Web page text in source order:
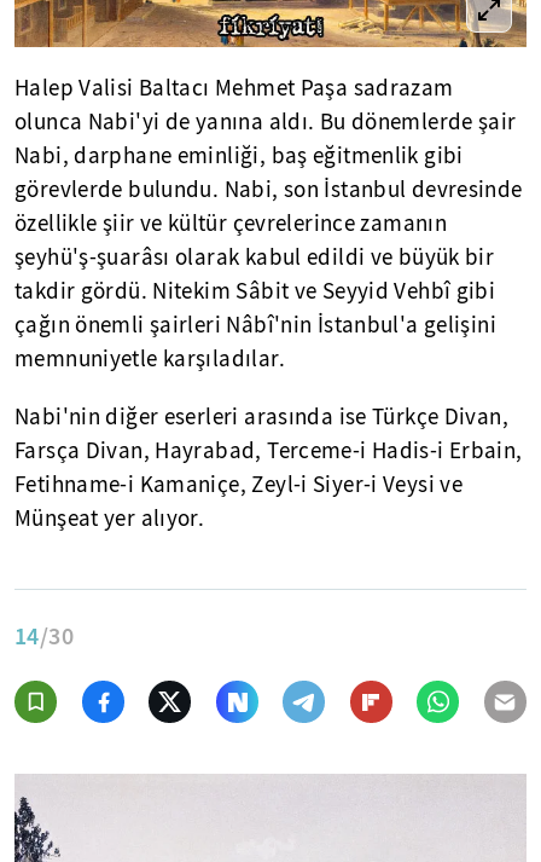
Halep Valisi Baltacı Mehmet Paşa sadrazam
olunca Nabi'yi de yanına aldı. Bu dönemlerde şair
Nabi, darphane eminliği, baş eğitmenlik gibi
görevlerde bulundu. Nabi, son İstanbul devresinde
özellikle şiir ve kültür çevrelerince zamanın
şeyhü'ş-şuarâsı olarak kabul edildi ve büyük bir
takdir gördü. Nitekim Sâbit ve Seyyid Vehbî gibi
çağın önemli şairleri Nâbî'nin İstanbul'a gelişini
memnuniyetle karşıladılar.
Nabi'nin diğer eserleri arasında ise Türkçe Divan,
Farsça Divan, Hayrabad, Terceme-i Hadis-i Erbain,
Fetihname-i Kamaniçe, Zeyl-i Siyer-i Veysi ve
Münşeat yer alıyor.
14/30